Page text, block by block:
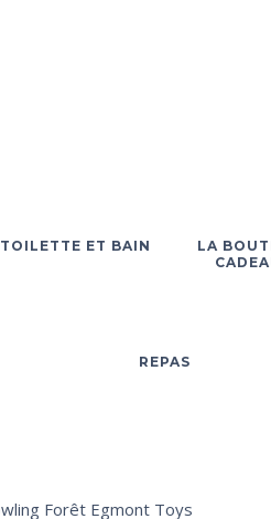
TOILETTE ET BAIN
LA
REPAS